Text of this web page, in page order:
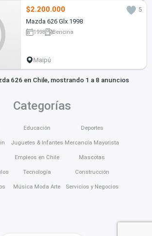
$2.200.000
5
Mazda 626 Glx 1998
1998 Bencina
Maipú
626 en Chile, mostrando 1 a 8 anuncios
Categorías
Educación
Juguetes & Infantes
Empleos en Chile
Tecnología
Música Moda Arte
Deportes
Mercancía Mayorista
Mascotas
Construcción
Servicios y Negocios